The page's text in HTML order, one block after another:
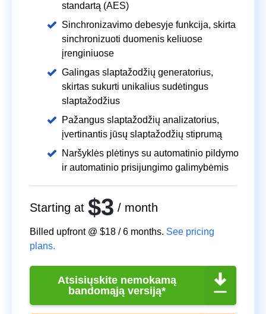
standartą (AES)
Sinchronizavimo debesyje funkcija, skirta
sinchronizuoti duomenis keliuose
įrenginiuose
Galingas slaptažodžių generatorius,
skirtas sukurti unikalius sudėtingus
slaptažodžius
Pažangus slaptažodžių analizatorius,
įvertinantis jūsų slaptažodžių stiprumą
Naršyklės plėtinys su automatinio pildymo
ir automatinio prisijungimo galimybėmis
Starting at $3 / month
Billed upfront @ $18 /6 months. See pricing
plans.
Atsisiųskite nemokamą
bandomąją versiją*